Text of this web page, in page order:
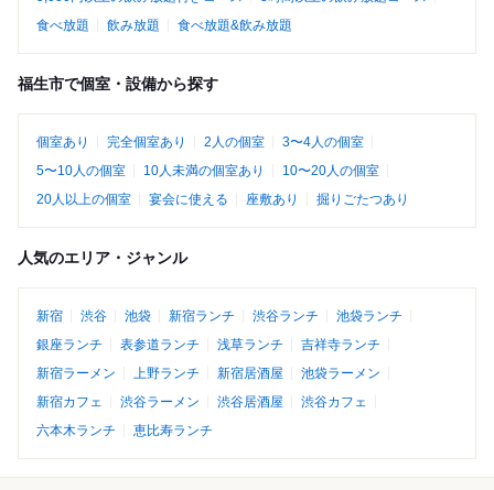
食べ放題
飲み放題 食べ放題&飲み放題
福生市で個室・設備から探す
個室あり 完全個室あり 2人の個室
3〜4人の個室
5〜10人の個室
10人未満の個室あり
10〜20人の個室
20人以上の個室
宴会に使える 座敷あり 掘りごたつあり
人気のエリア・ジャンル
新宿 渋谷 池袋 新宿ランチ 渋谷ランチ
池袋ランチ
銀座ランチ
表参道ランチ 浅草ランチ
吉祥寺ランチ
新宿ラーメン
上野ランチ 新宿居酒屋
池袋ラーメン
新宿カフェ
渋谷ラーメン 渋谷居酒屋
渋谷カフェ
六本木ランチ
恵比寿ランチ